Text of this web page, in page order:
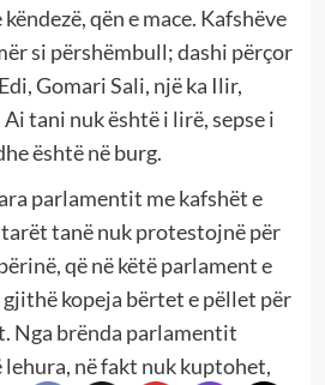
qën e mace. Kafshëve
si përshëmbull; dashi përçor
Gomari Sali, një ka Ilir,
tani nuk është i lirë, sepse i
është në burg.
parlamentit me kafshët e
tanë nuk protestojnë për
që në këtë parlament e
gjithë kopeja bërtet e pëllet për
Nga brënda parlamentit
lehura, në fakt nuk kuptohet,